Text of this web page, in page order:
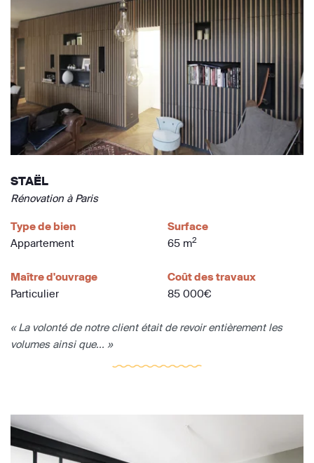
STAËL
Rénovation à Paris
Type de bien
Appartement
Surface
65 m2
Maître d'ouvrage
Particulier
Coût des travaux
85 000€
« La volonté de notre client était de revoir entièrement les
volumes ainsi que... »